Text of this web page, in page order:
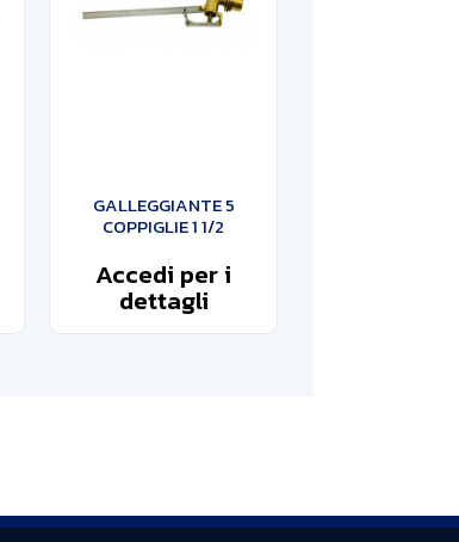
GALLEGGIANTE 5
COPPIGLIE 1 1/2
Accedi per i
dettagli